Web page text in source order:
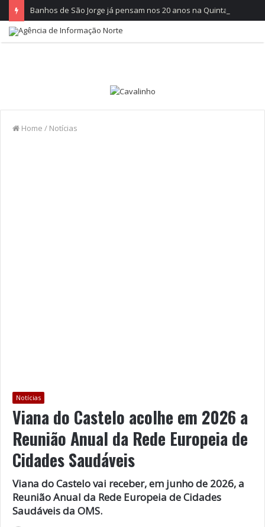
Home / Notícias
Notícias
Viana do Castelo acolhe em 2026 a
Reunião Anual da Rede Europeia de
Cidades Saudáveis
Viana do Castelo vai receber, em junho de 2026, a
Reunião Anual da Rede Europeia de Cidades
Saudáveis da OMS.